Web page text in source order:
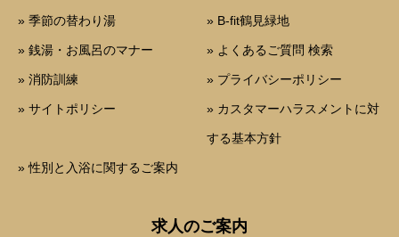
» 季節の替わり湯 » B-fit鶴見緑地
» 銭湯・お風呂のマナー » よくあるご質問 検索
» 消防訓練 » プライバシーポリシー
» サイトポリシー » カスタマーハラスメントに対
する基本方針
» 性別と入浴に関するご案内
求人のご案内